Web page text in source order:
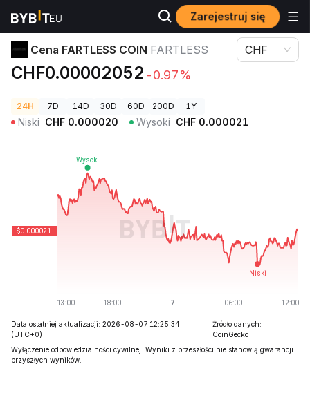
Zarejestruj się
Ceny kryptowalut Cena FARTLESS COIN FARTLESS
Cena FARTLESS COIN FARTLESS
CHF0.00002052 -0.97%
CHF
24H 7D 14D 30D 60D 200D 1Y
Niski CHF 0.000020 Wysoki CHF 0.000021
Data ostatniej aktualizacji: 2026-08-07 12:25:34
(UTC+0)
Źródło danych:
CoinGecko
Wyłączenie odpowiedzialności cywilnej: Wyniki z przeszłości nie stanowią gwarancji
przyszłych wyników.